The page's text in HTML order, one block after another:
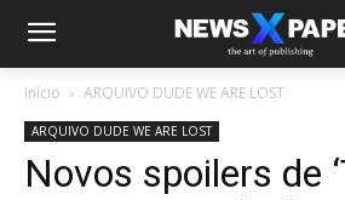
Início ARQUIVO DUDE WE ARE LOST
ARQUIVO DUDE WE ARE LOST
Novos spoilers de